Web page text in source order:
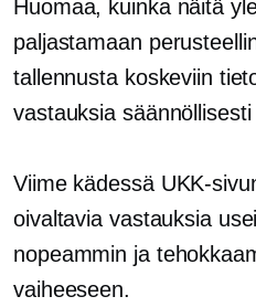
Huomaa, kuinka näitä
paljastamaan
tallennusta koskeviin
vastauksia
Viime kädessä UKK-
oivaltavia vastauksia
nopeammin ja
vaiheeseen.